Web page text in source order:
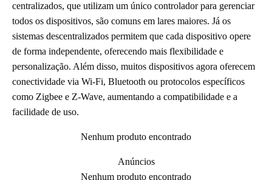
centralizados, que utilizam um único controlador para gerenciar
todos os dispositivos, são comuns em lares maiores. Já os
sistemas descentralizados permitem que cada dispositivo opere
de forma independente, oferecendo mais flexibilidade e
personalização. Além disso, muitos dispositivos agora oferecem
conectividade via Wi-Fi, Bluetooth ou protocolos específicos
como Zigbee e Z-Wave, aumentando a compatibilidade e a
facilidade de uso.
Nenhum produto encontrado
Anúncios
Nenhum produto encontrado